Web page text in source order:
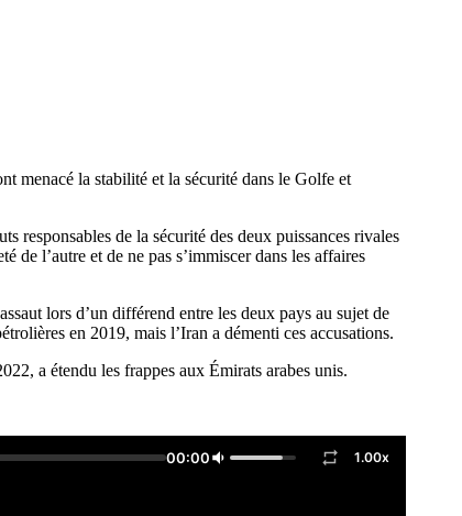
menacé la stabilité et la sécurité dans le Golfe et
responsables de la sécurité des deux puissances rivales
de l’autre et de ne pas s’immiscer dans les affaires
lors d’un différend entre les deux pays au sujet de
en 2019, mais l’Iran a démenti ces accusations.
a étendu les frappes aux Émirats arabes unis.
00:00 1.00x